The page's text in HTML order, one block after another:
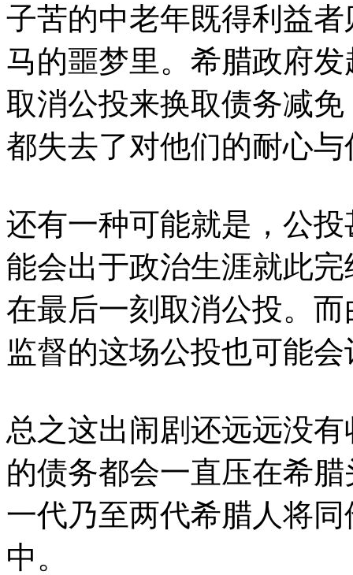
子苦的中老年既得利益
马的噩梦里。希腊政府
取消公投来换取债务减
都失去了对他们的耐心与
还有一种可能就是，公投
能会出于政治生涯就此
在最后一刻取消公投。
监督的这场公投也可能
总之这出闹剧还远远没
的债务都会一直压在希
一代乃至两代希腊人将
中。